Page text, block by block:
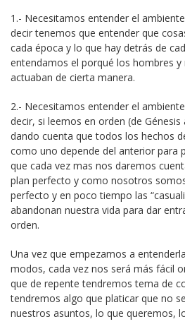
1.- Necesitamos entender el
decir tenemos que entender que
cada época y lo que hay detrás de
entendamos el porqué los hombres y
actuaban de cierta manera.
2.- Necesitamos entender el
decir, si leemos en orden (de
dando cuenta que todos los hechos
como uno depende del anterior para
que cada vez mas nos daremos
plan perfecto y como nosotros
perfecto y en poco tiempo las
abandonan nuestra vida para dar
orden.
Una vez que empezamos a
modos, cada vez nos será más fácil
que de repente tendremos tema de
tendremos algo que platicar que no
nuestros asuntos, lo que queremos,